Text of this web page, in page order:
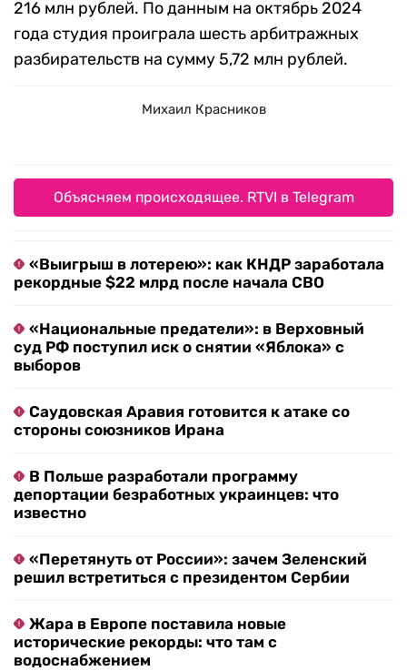
216 млн рублей. По данным на октябрь 2024
года студия проиграла шесть арбитражных
разбирательств на сумму 5,72 млн рублей.
Михаил Красников
Объясняем происходящее. RTVI в Telegram
«Выигрыш в лотерею»: как КНДР заработала
рекордные $22 млрд после начала СВО
«Национальные предатели»: в Верховный
суд РФ поступил иск о снятии «Яблока» с
выборов
Саудовская Аравия готовится к атаке со
стороны союзников Ирана
В Польше разработали программу
депортации безработных украинцев: что
известно
«Перетянуть от России»: зачем Зеленский
решил встретиться с президентом Сербии
Жара в Европе поставила новые
исторические рекорды: что там с
водоснабжением